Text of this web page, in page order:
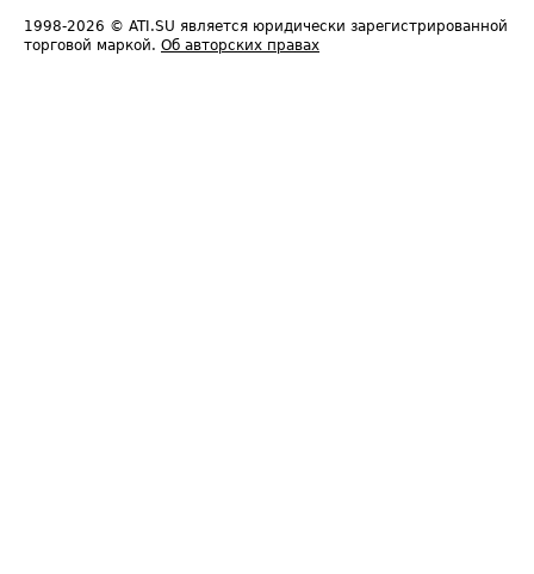
1998-2026 © ATI.SU является юридически зарегистрированной
торговой маркой. Об авторских правах